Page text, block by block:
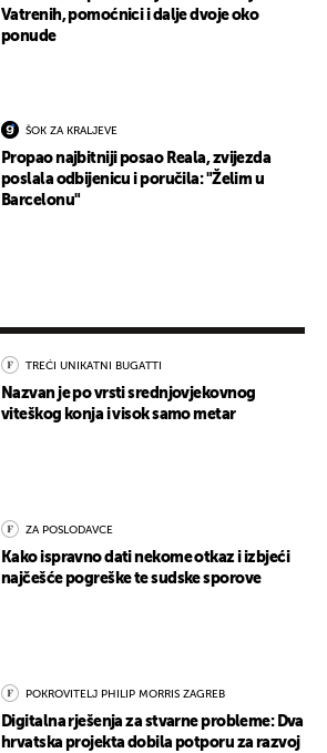
Vatrenih, pomoćnici i dalje dvoje oko
ponude
ŠOK ZA KRALJEVE
Propao najbitniji posao Reala, zvijezda
poslala odbijenicu i poručila: "Želim u
Barcelonu"
TREĆI UNIKATNI BUGATTI
Nazvan je po vrsti srednjovjekovnog
viteškog konja i visok samo metar
ZA POSLODAVCE
Kako ispravno dati nekome otkaz i izbjeći
najčešće pogreške te sudske sporove
POKROVITELJ PHILIP MORRIS ZAGREB
Digitalna rješenja za stvarne probleme: Dva
hrvatska projekta dobila potporu za razvoj